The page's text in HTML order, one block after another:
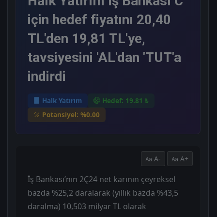
için hedef fiyatını 20,40
TL'den 19,81 TL'ye,
tavsiyesini 'AL'dan 'TUT'a
indirdi
Halk Yatırım
Hedef: 19.81 ₺
Potansiyel: %0.00
A- A+
İş Bankası’nın 2Ç24 net karının çeyreksel
bazda %25,2 daralarak (yıllık bazda %43,5
daralma) 10,503 milyar TL olarak